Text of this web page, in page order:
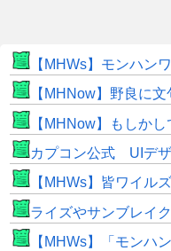
【MHWs】モンハン
【MHNow】野良に文句言ってるやつの
【MHNow】もしかし
カプコン公式 UIデザイナー
【MHWs】皆ワイル
ライズやサンブレイクにいた
【MHWs】「モンハンワイルズは